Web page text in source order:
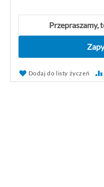
Przepraszamy,
Dodaj do listy życzeń